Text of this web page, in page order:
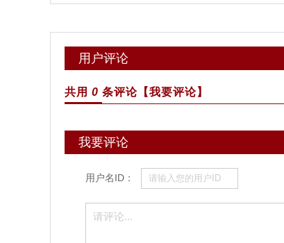
用户评论
共用 0 条评论 【我要评论】
我要评论
用户名ID：